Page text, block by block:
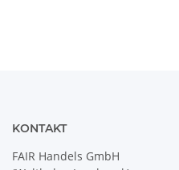
KONTAKT
FAIR Handels GmbH